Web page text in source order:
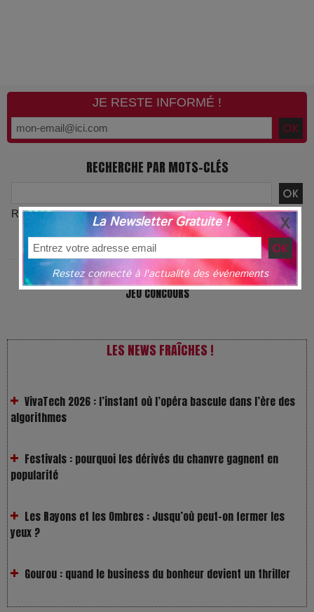
JE RESTE INFORMÉ !
RECHERCHE PAR MOTS-CLÉS
Recherche avancée
L'ACTUALITÉ PAR MOTS-CLÉS
JEU CONCOURS
LES NEWS FRAÎCHES !
VivaTech 2026 : l’instant où l’opéra bascule dans l’ère des
Festivals : pourquoi les dérivés du chanvre gagnent en
Les Rayons et les Ombres : Jusqu’où peut-on fermer les
Gourou : quand le business du bonheur devient un thriller
LOL 2.0 : aimer, grandir et se comprendre à l’ère des
La Newsletter Gratuite !
Restez connecté à l'actualité des événements